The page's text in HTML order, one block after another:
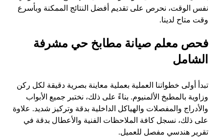
نفس الوقت، نحرص على تقديم أفضل النتائج الممكنة وبأسرع
وقت متاح لدينا.
فحص معلم صيانة مطابخ حي مشرفة
الشامل
تبدأ أولى خطواتنا العملية بعملية معاينة بصرية دقيقة لكل ركن
وزاوية بالمطبخ الألمنيوم. بناءً على ذلك، نختبر جميع الأبواب
والأدراج والمفصلات والهياكل الداخلية بدقة وتركيز شديد. علاوة
على ذلك، نسجل كافة الملاحظات الفنية والأعطال بدقة في
تقرير هندسي مفصل للعميل.